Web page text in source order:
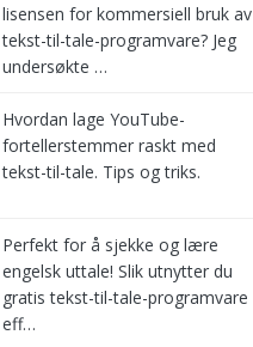
lisensen for kommersiell bruk av
tekst-til-tale-programvare? Jeg
undersøkte …
Hvordan lage YouTube-
fortellerstemmer raskt med
tekst-til-tale. Tips og triks.
Perfekt for å sjekke og lære
engelsk uttale! Slik utnytter du
gratis tekst-til-tale-programvare
eff…